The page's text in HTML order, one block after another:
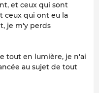
et ceux qui sont
ceux qui ont eu la
je m'y perds
tout en lumière, je n'ai
au sujet de tout